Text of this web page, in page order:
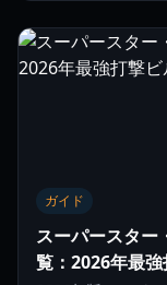
ガイド
スーパースター
覧：2026年最